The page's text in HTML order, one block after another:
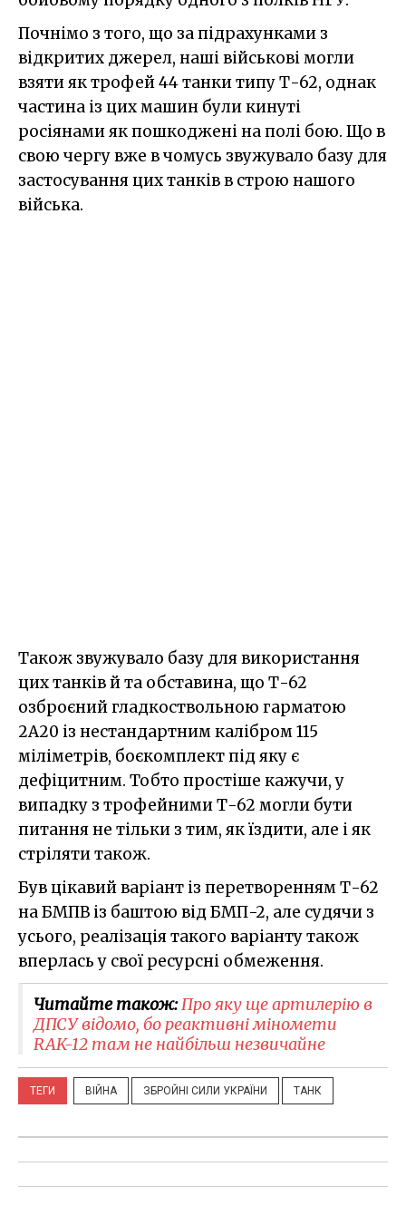
Почнімо з того, що за підрахунками з
відкритих джерел, наші військові могли
взяти як трофей 44 танки типу Т-62, однак
частина із цих машин були кинуті
росіянами як пошкоджені на полі бою. Що в
свою чергу вже в чомусь звужувало базу для
застосування цих танків в строю нашого
війська.
Також звужувало базу для використання
цих танків й та обставина, що Т-62
озброєний гладкоствольною гарматою
2А20 із нестандартним калібром 115
міліметрів, боєкомплект під яку є
дефіцитним. Тобто простіше кажучи, у
випадку з трофейними Т-62 могли бути
питання не тільки з тим, як їздити, але і як
стріляти також.
Був цікавий варіант із перетворенням Т-62
на БМПВ із баштою від БМП-2, але судячи з
усього, реалізація такого варіанту також
вперлась у свої ресурсні обмеження.
Читайте також:Про яку ще артилерію в
ДПСУ відомо, бо реактивні міномети
RAK-12 там не найбільш незвичайне
ТЕГИ ВІЙНА ЗБРОЙНІ СИЛИ УКРАЇНИ ТАНК